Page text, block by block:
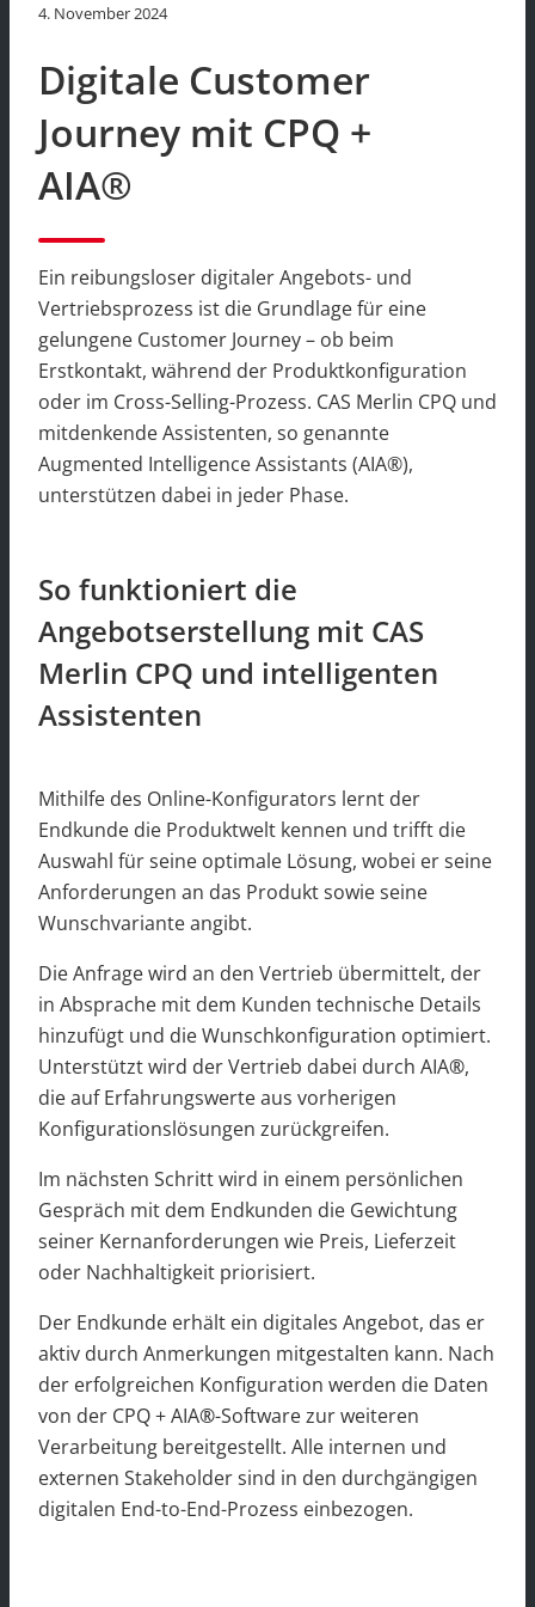
4. November 2024
Digitale Customer
Journey mit CPQ +
AIA®
Ein reibungsloser digitaler Angebots- und
Vertriebsprozess ist die Grundlage für eine
gelungene Customer Journey – ob beim
Erstkontakt, während der Produktkonfiguration
oder im Cross-Selling-Prozess. CAS Merlin CPQ und
mitdenkende Assistenten, so genannte
Augmented Intelligence Assistants (AIA®),
unterstützen dabei in jeder Phase.
So funktioniert die
Angebotserstellung mit CAS
Merlin CPQ und intelligenten
Assistenten
Mithilfe des Online-Konfigurators lernt der
Endkunde die Produktwelt kennen und trifft die
Auswahl für seine optimale Lösung, wobei er seine
Anforderungen an das Produkt sowie seine
Wunschvariante angibt.
Die Anfrage wird an den Vertrieb übermittelt, der
in Absprache mit dem Kunden technische Details
hinzufügt und die Wunschkonfiguration optimiert.
Unterstützt wird der Vertrieb dabei durch AIA®,
die auf Erfahrungswerte aus vorherigen
Konfigurationslösungen zurückgreifen.
Im nächsten Schritt wird in einem persönlichen
Gespräch mit dem Endkunden die Gewichtung
seiner Kernanforderungen wie Preis, Lieferzeit
oder Nachhaltigkeit priorisiert.
Der Endkunde erhält ein digitales Angebot, das er
aktiv durch Anmerkungen mitgestalten kann. Nach
der erfolgreichen Konfiguration werden die Daten
von der CPQ + AIA®-Software zur weiteren
Verarbeitung bereitgestellt. Alle internen und
externen Stakeholder sind in den durchgängigen
digitalen End-to-End-Prozess einbezogen.